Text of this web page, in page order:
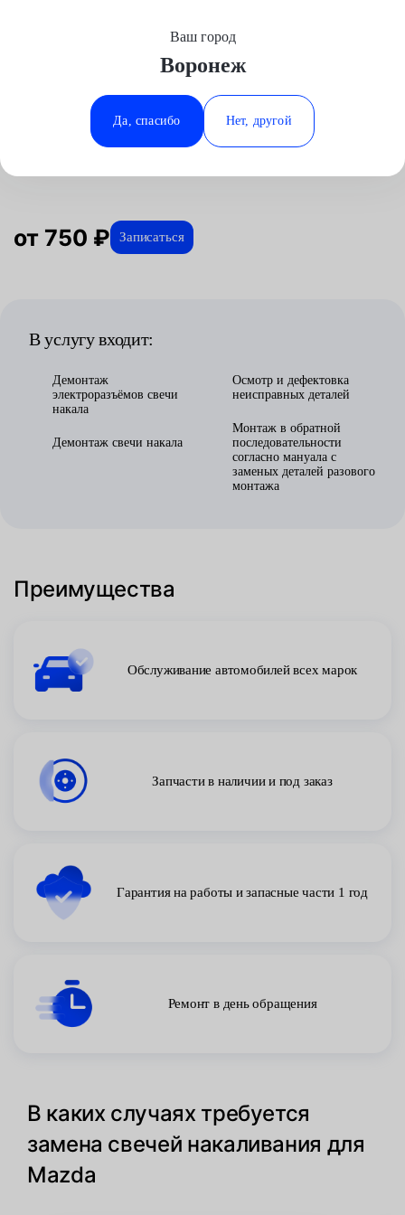
Минеральные Воды
Ростов-на-Дону
Ставрополь
Ваш город
Воронеж
Да, спасибо Нет, другой
ОтзывыАвтосервис
Замена свечей накаливания для
Mazda в Воронеже
от 750 ₽ Записаться
В услугу входит:
Демонтаж
электроразъёмов свечи
накала
Демонтаж свечи накала
Осмотр и дефектовка
неисправных деталей
Монтаж в обратной
последовательности
согласно мануала с
заменых деталей разового
монтажа
Преимущества
Обслуживание автомобилей всех марок
Запчасти в наличии и под заказ
Гарантия на работы и запасные части 1 год
Ремонт в день обращения
В каких случаях требуется
замена свечей накаливания для
Mazda